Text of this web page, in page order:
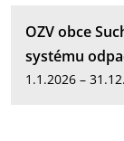
OZV obce
systému
1.1.2026 –